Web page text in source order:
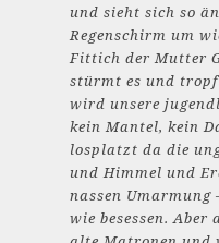
und sieht sich so
Regenschirm um
Fittich der Mutter
stürmt es und
wird unsere
kein Mantel, kein
losplatzt da die
und Himmel und
nassen Umarmung
wie besessen.